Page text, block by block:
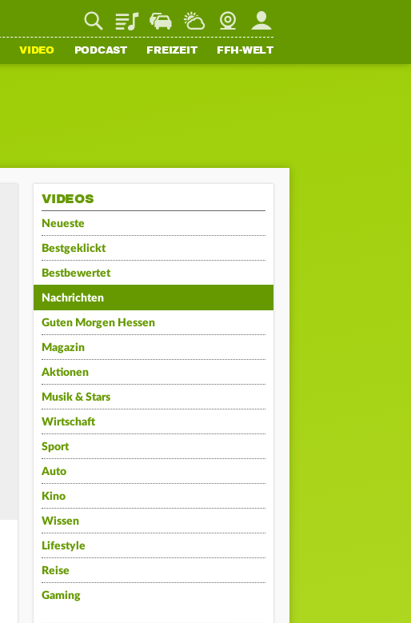
PlaylistStaupilotWetterWebcamMein FFH
VIDEO PODCAST FREIZEIT FFH-WELT
VIDEOS
Neueste
Bestgeklickt
Bestbewertet
Nachrichten
Guten Morgen Hessen
Magazin
Aktionen
Musik & Stars
Wirtschaft
Sport
Auto
Kino
Wissen
Lifestyle
Reise
Gaming